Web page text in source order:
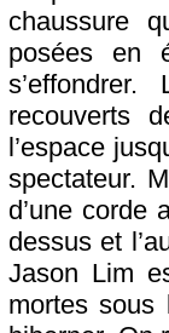
chaussure
posées en
recouverts
l’espace
spectateur.
d’une corde
dessus et
Jason Lim
mortes sous